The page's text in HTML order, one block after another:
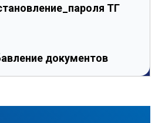
ТГ
документов